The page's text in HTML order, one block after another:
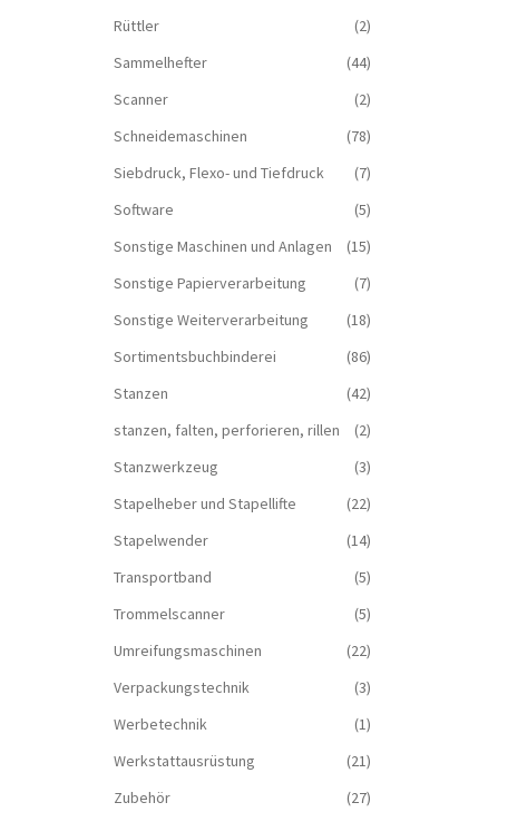
Rüttler
(2)
Sammelhefter
(44)
Scanner
(2)
Schneidemaschinen
(78)
Siebdruck, Flexo- und Tiefdruck
(7)
Software
(5)
Sonstige Maschinen und Anlagen
(15)
Sonstige Papierverarbeitung
(7)
Sonstige Weiterverarbeitung
(18)
Sortimentsbuchbinderei
(86)
Stanzen
(42)
stanzen, falten, perforieren, rillen
(2)
Stanzwerkzeug
(3)
Stapelheber und Stapellifte
(22)
Stapelwender
(14)
Transportband
(5)
Trommelscanner
(5)
Umreifungsmaschinen
(22)
Verpackungstechnik
(3)
Werbetechnik
(1)
Werkstattausrüstung
(21)
Zubehör
(27)